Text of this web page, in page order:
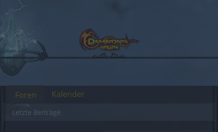
Foren
Letzte Beiträge
Kalender